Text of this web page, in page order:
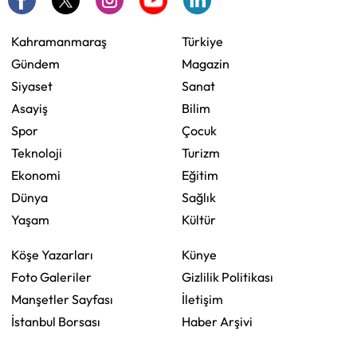
Kahramanmaraş
Gündem
Siyaset
Asayiş
Spor
Teknoloji
Ekonomi
Dünya
Yaşam
Türkiye
Magazin
Sanat
Bilim
Çocuk
Turizm
Eğitim
Sağlık
Kültür
Köşe Yazarları
Foto Galeriler
Manşetler Sayfası
İstanbul Borsası
Künye
Gizlilik Politikası
İletişim
Haber Arşivi